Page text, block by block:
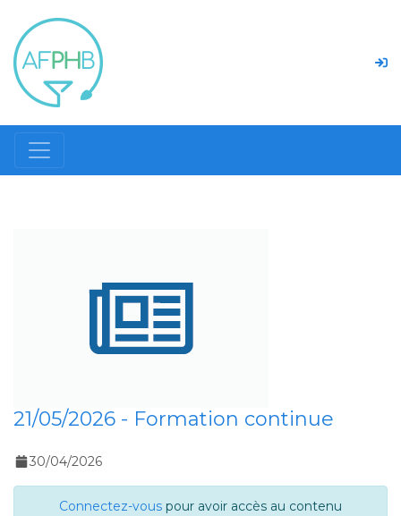
21/05/2026 - Formation continue
30/04/2026
Connectez-vous pour avoir accès au contenu